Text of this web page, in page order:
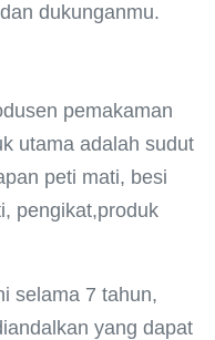
dukunganmu.
pemakaman
utama adalah sudut
peti mati, besi
pengikat,produk
selama 7 tahun,
yang dapat